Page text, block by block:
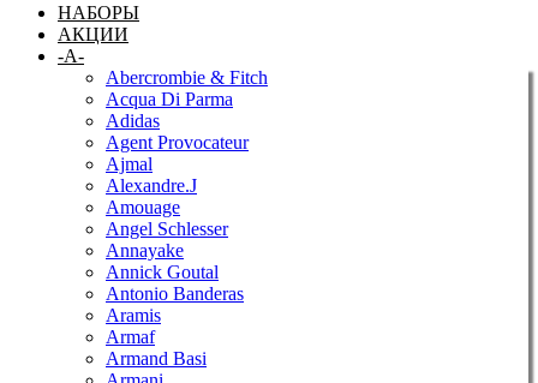
НАБОРЫ
АКЦИИ
-A-
Abercrombie & Fitch
Acqua Di Parma
Adidas
Agent Provocateur
Ajmal
Alexandre.J
Amouage
Angel Schlesser
Annayake
Annick Goutal
Antonio Banderas
Aramis
Armaf
Armand Basi